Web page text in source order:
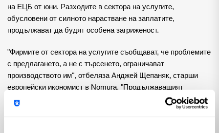
на ЕЦБ от юни. Разходите в сектора на услугите,
обусловени от силното нарастване на заплатите,
продължават да будят особена загриженост.
"Фирмите от сектора на услугите съобщават, че проблемите
с предлагането, а не с търсенето, ограничават
производството им", отбеляза Анджей Щепаняк, старши
европейски икономист в Nomura. "Продължаващият
недостиг на работна ръка и устойчивото търсене в сферата
на услугите може да поддържат висок инфлационен натиск